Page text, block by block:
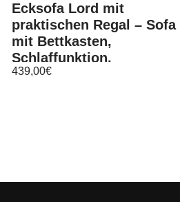
Ecksofa Lord mit
praktischen Regal – Sofa
mit Bettkasten,
Schlaffunktion,
Schlafsofa
439,00€